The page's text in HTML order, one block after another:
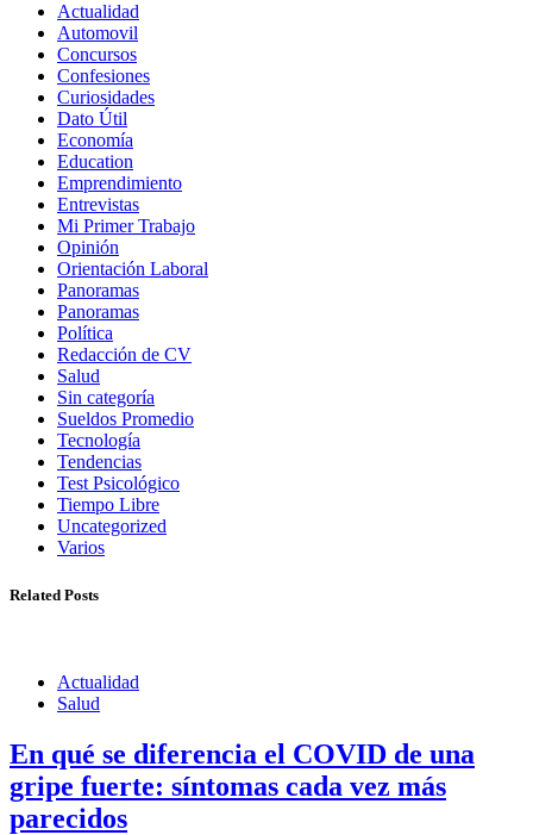
Actualidad
Automovil
Concursos
Confesiones
Curiosidades
Dato Útil
Economía
Education
Emprendimiento
Entrevistas
Mi Primer Trabajo
Opinión
Orientación Laboral
Panoramas
Panoramas
Política
Redacción de CV
Salud
Sin categoría
Sueldos Promedio
Tecnología
Tendencias
Test Psicológico
Tiempo Libre
Uncategorized
Varios
Related Posts
Actualidad
Salud
En qué se diferencia el COVID de una
gripe fuerte: síntomas cada vez más
parecidos